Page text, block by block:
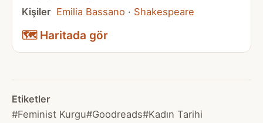
Kişiler Emilia Bassano · Shakespeare
🗺️ Haritada gör
Etiketler
#Feminist Kurgu#Goodreads#Kadın Tarihi